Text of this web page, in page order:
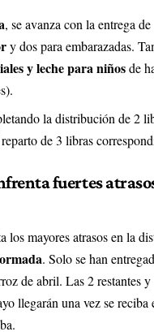
, se avanza con la entrega
y dos para embarazadas.
y leche para niñosde
la distribución de 2
de 3 libras
fuertes
los mayores atrasos en la
. Solo se han
de abril. Las 2 restantes y
llegarán una vez se